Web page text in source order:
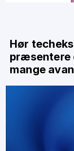
Hør
præsentere
mange